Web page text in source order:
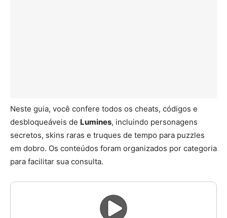
Neste guia, você confere todos os cheats, códigos e
desbloqueáveis de Lumines, incluindo personagens
secretos, skins raras e truques de tempo para puzzles
em dobro. Os conteúdos foram organizados por categoria
para facilitar sua consulta.